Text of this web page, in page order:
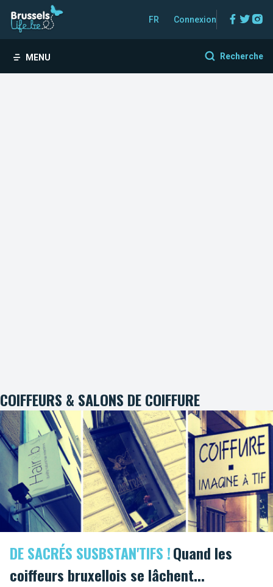
FR Connexion
MENU Recherche
COIFFEURS & SALONS DE COIFFURE
DE SACRÉS SUSBSTAN'TIFS !Quand les
coiffeurs bruxellois se lâchent...